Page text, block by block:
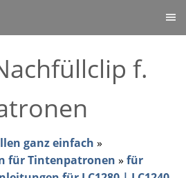
f.
ganz einfach »
für Tintenpatronen » für